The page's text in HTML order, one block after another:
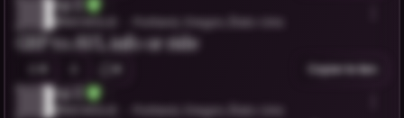
Aji Z.
Portland, Oregon, États-Unis
GSP to AVL info or ride
Copier le lien
Aji Z.
Portland, Oregon, États-Unis